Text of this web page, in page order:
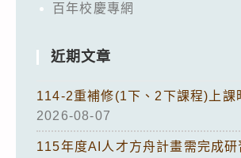
百年校慶專網
近期文章
114-2重補修(1下、2下課程)上課
2026-08-07
115年度AI人才方舟計畫需完成研